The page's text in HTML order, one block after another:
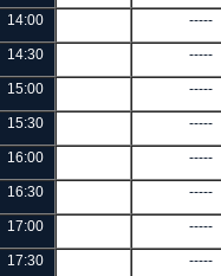
14:00 -----
14:30 -----
15:00 -----
15:30 -----
16:00 -----
16:30 -----
17:00 -----
17:30 -----